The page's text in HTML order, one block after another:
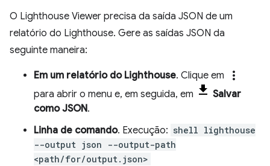
O Lighthouse Viewer precisa da saída JSON de um
relatório do Lighthouse. Gere as saídas JSON da
seguinte maneira:
Em um relatório do Lighthouse. Clique em more_vert
para abrir o menu e, em seguida, em
Salvar
como JSON.
Linha de comando. Execução: shell lighthouse
--output json --output-path
<path/for/output.json>